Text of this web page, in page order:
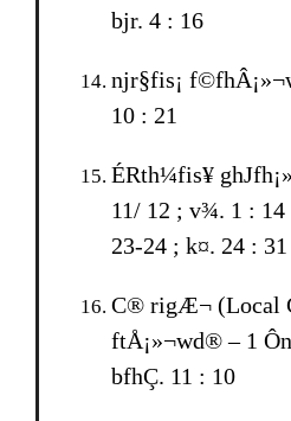
bjr. 4 : 16
njr§fis¡
10 : 21
ÉRth¼fis¥
11/ 12 ; v¾. 1 :
23-24 ; k¤. 24 :
C® rigÆ¬ (Local
ftÅ¡»¬wd® – 1
bfhÇ. 11 : 10